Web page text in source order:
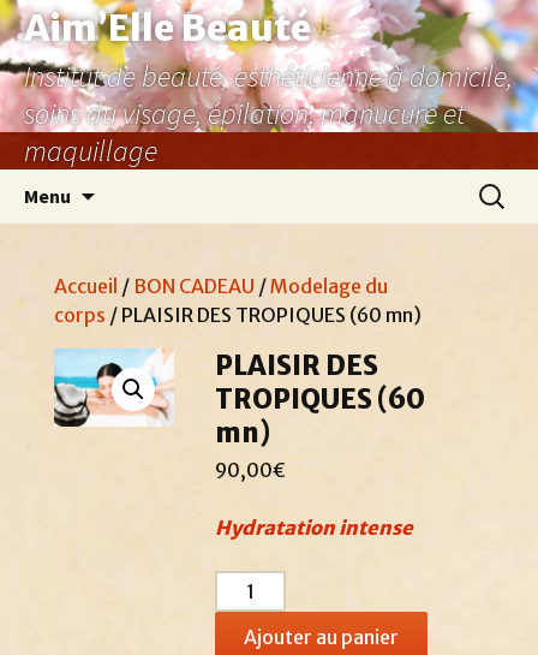
Aller
au
contenu
Aim’Elle Beauté
Institut de beauté, esthéticienne à domicile,
soins du visage, épilation, manucure et
maquillage
Menu
Accueil / BON CADEAU /Modelage du
corps / PLAISIR DES TROPIQUES (60 mn)
PLAISIR DES
TROPIQUES (60
mn)
90,00€
Hydratation intense
quantité
de
PLAISIR
Ajouter au panier